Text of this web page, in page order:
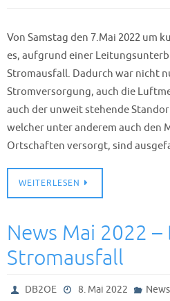
Von Samstag den 7.Mai 2022 um
es, aufgrund einer
Stromausfall. Dadurch war nicht
Stromversorgung, auch die
auch der unweit stehende
welcher unter anderem auch den
Ortschaften versorgt, sind
WEITERLESEN
News Mai 2022 –
Stromausfall
DB2OE 8. Mai 2022